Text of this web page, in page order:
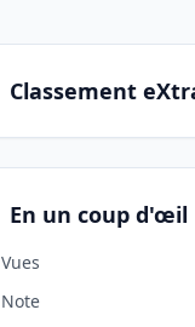
Classement
En un coup d'œil
Vues
Note